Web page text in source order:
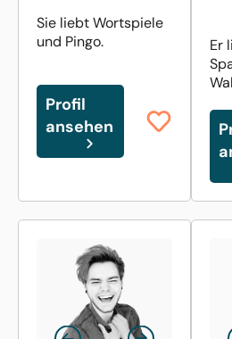
Sie liebt Wortspiele
und Pingo.
Profil
ansehen
Er